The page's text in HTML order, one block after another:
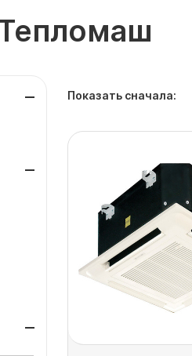
Показать сначала: